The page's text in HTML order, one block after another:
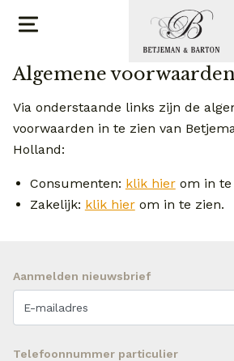
Algemene
Via onderstaande links zijn de
voorwaarden in te zien van
Holland:
Consumenten: klik hierom in te
Zakelijk: klik hierom in te zien.
Telefoonnummer particulier
Aanmelden nieuwsbrief